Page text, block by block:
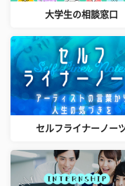
大学生の相談窓口
セルフライナーノー